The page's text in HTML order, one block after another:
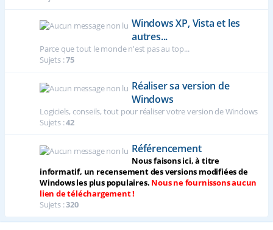
Windows XP, Vista et les
autres...
Parce que tout le monde n'est pas au top...
Sujets :75
Réaliser sa version de
Windows
Logiciels, conseils, tout pour réaliser votre version de Windows
Sujets :42
Référencement
Nous faisons ici, à titre
informatif, un recensement des versions modifiées de
Windows les plus populaires. Nous ne fournissons aucun
lien de téléchargement !
Sujets :320